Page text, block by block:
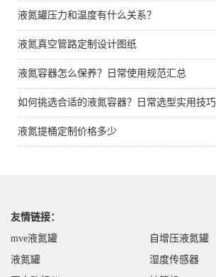
液氮罐压力和温度有什么关系？
液氮真空管路定制设计图纸
液氮容器怎么保养？日常使用规范汇总
如何挑选合适的液氮容器？日常选型实用技巧
液氮提桶定制价格多少
友情链接：
mve液氮罐
自增压液氮罐
液氮罐
湿度传感器